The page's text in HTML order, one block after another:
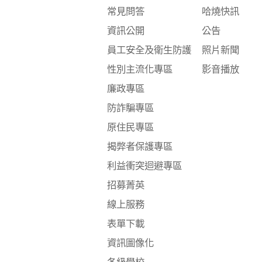
常見問答
資訊公開
員工安全及衛生防護
性別主流化專區
廉政專區
防詐騙專區
原住民專區
揭弊者保護專區
利益衝突迴避專區
招募菁英
線上服務
表單下載
資訊圖像化
哈燒快訊
公告
照片新聞
影音播放